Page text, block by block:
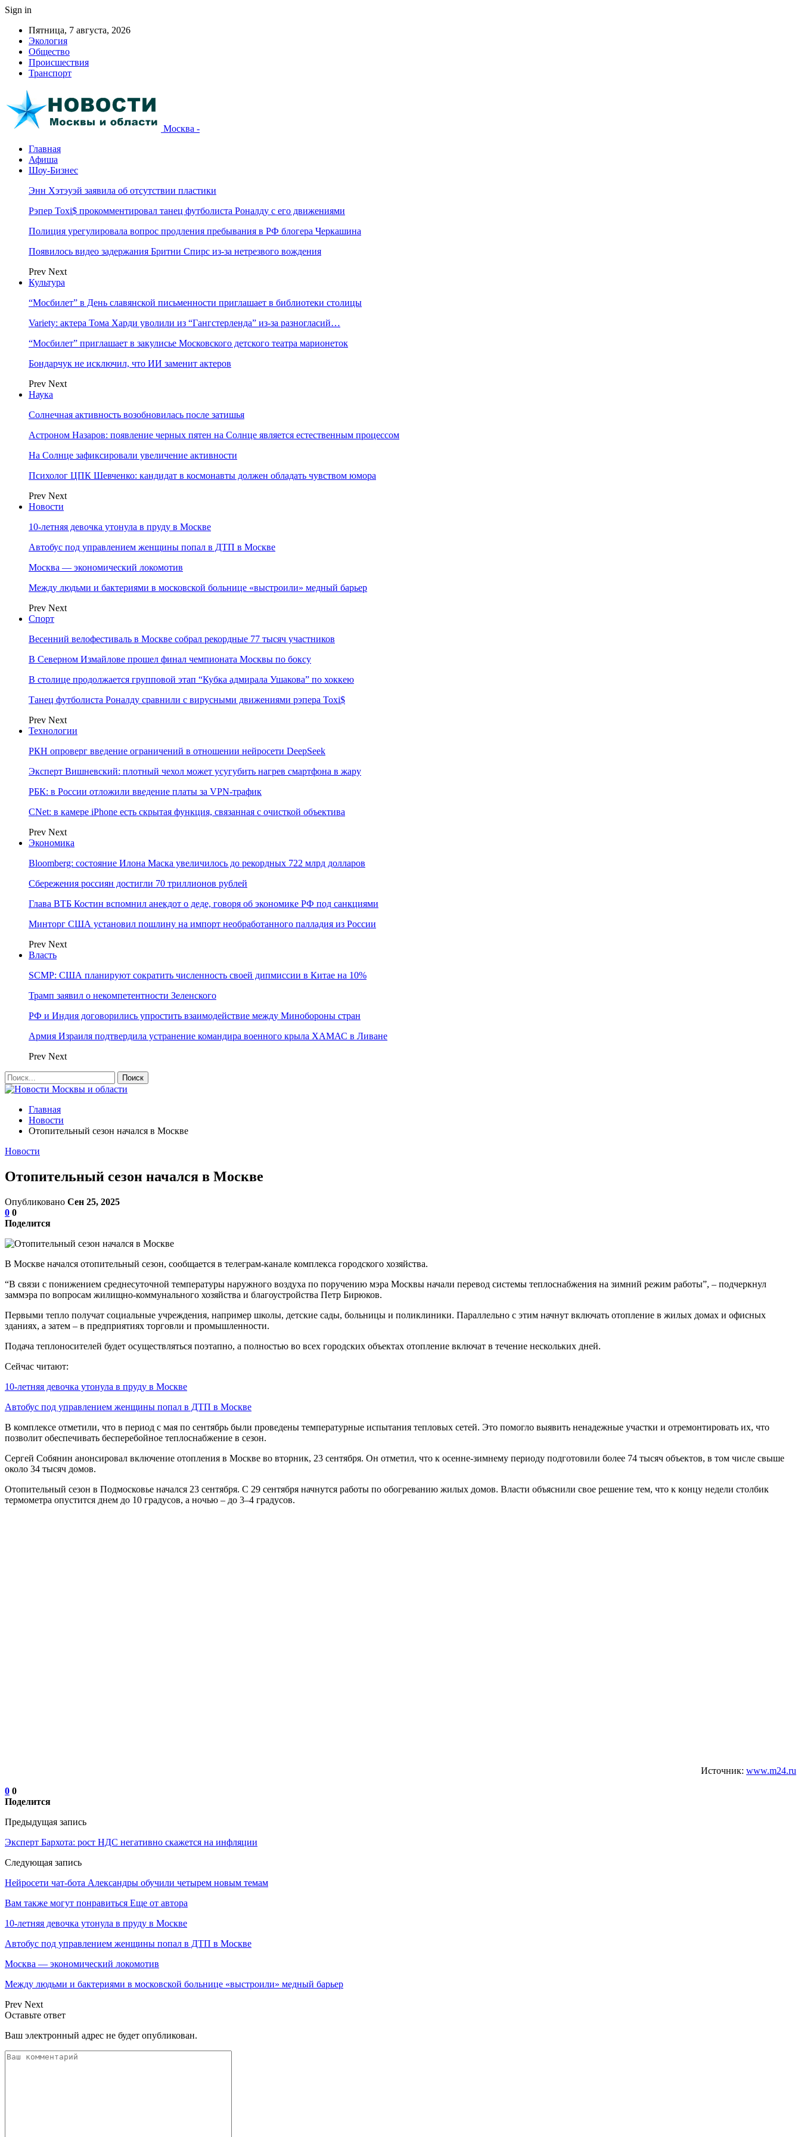
Sign in
Пятница, 7 августа, 2026
Экология
Общество
Происшествия
Транспорт
Москва -
Главная
Афиша
Шоу-Бизнес
Энн Хэтэуэй заявила об отсутствии пластики
Рэпер Toxi$ прокомментировал танец футболиста Роналду с его движениями
Полиция урегулировала вопрос продления пребывания в РФ блогера Черкашина
Появилось видео задержания Бритни Спирс из-за нетрезвого вождения
Prev Next
Культура
“Мосбилет” в День славянской письменности приглашает в библиотеки столицы
Variety: актера Тома Харди уволили из “Гангстерленда” из-за разногласий…
“Мосбилет” приглашает в закулисье Московского детского театра марионеток
Бондарчук не исключил, что ИИ заменит актеров
Prev Next
Наука
Солнечная активность возобновилась после затишья
Астроном Назаров: появление черных пятен на Солнце является естественным процессом
На Солнце зафиксировали увеличение активности
Психолог ЦПК Шевченко: кандидат в космонавты должен обладать чувством юмора
Prev Next
Новости
10-летняя девочка утонула в пруду в Москве
Автобус под управлением женщины попал в ДТП в Москве
Москва — экономический локомотив
Между людьми и бактериями в московской больнице «выстроили» медный барьер
Prev Next
Спорт
Весенний велофестиваль в Москве собрал рекордные 77 тысяч участников
В Северном Измайлове прошел финал чемпионата Москвы по боксу
В столице продолжается групповой этап “Кубка адмирала Ушакова” по хоккею
Танец футболиста Роналду сравнили с вирусными движениями рэпера Toxi$
Prev Next
Технологии
РКН опроверг введение ограничений в отношении нейросети DeepSeek
Эксперт Вишневский: плотный чехол может усугубить нагрев смартфона в жару
РБК: в России отложили введение платы за VPN-трафик
CNet: в камере iPhone есть скрытая функция, связанная с очисткой объектива
Prev Next
Экономика
Bloomberg: состояние Илона Маска увеличилось до рекордных 722 млрд долларов
Сбережения россиян достигли 70 триллионов рублей
Глава ВТБ Костин вспомнил анекдот о деде, говоря об экономике РФ под санкциями
Минторг США установил пошлину на импорт необработанного палладия из России
Prev Next
Власть
SCMP: США планируют сократить численность своей дипмиссии в Китае на 10%
Трамп заявил о некомпетентности Зеленского
РФ и Индия договорились упростить взаимодействие между Минобороны стран
Армия Израиля подтвердила устранение командира военного крыла ХАМАС в Ливане
Prev Next
Главная
Новости
Отопительный сезон начался в Москве
Новости
Отопительный сезон начался в Москве
Опубликовано Сен 25, 2025
0 0
Поделится
В Москве начался отопительный сезон, сообщается в телеграм-канале комплекса городского хозяйства.
“В связи с понижением среднесуточной температуры наружного воздуха по поручению мэра Москвы начали перевод системы теплоснабжения на зимний режим работы”, – подчеркнул
заммэра по вопросам жилищно-коммунального хозяйства и благоустройства Петр Бирюков.
Первыми тепло получат социальные учреждения, например школы, детские сады, больницы и поликлиники. Параллельно с этим начнут включать отопление в жилых домах и офисных
зданиях, а затем – в предприятиях торговли и промышленности.
Подача теплоносителей будет осуществляться поэтапно, а полностью во всех городских объектах отопление включат в течение нескольких дней.
Сейчас читают:
10-летняя девочка утонула в пруду в Москве
Автобус под управлением женщины попал в ДТП в Москве
В комплексе отметили, что в период с мая по сентябрь были проведены температурные испытания тепловых сетей. Это помогло выявить ненадежные участки и отремонтировать их, что
позволит обеспечивать бесперебойное теплоснабжение в сезон.
Сергей Собянин анонсировал включение отопления в Москве во вторник, 23 сентября. Он отметил, что к осенне-зимнему периоду подготовили более 74 тысяч объектов, в том числе свыше
около 34 тысяч домов.
Отопительный сезон в Подмосковье начался 23 сентября. С 29 сентября начнутся работы по обогреванию жилых домов. Власти объяснили свое решение тем, что к концу недели столбик
термометра опустится днем до 10 градусов, а ночью – до 3–4 градусов.
Источник: www.m24.ru
0 0
Поделится
Предыдущая запись
Эксперт Бархота: рост НДС негативно скажется на инфляции
Следующая запись
Нейросети чат-бота Александры обучили четырем новым темам
Вам также могут понравиться Еще от автора
10-летняя девочка утонула в пруду в Москве
Автобус под управлением женщины попал в ДТП в Москве
Москва — экономический локомотив
Между людьми и бактериями в московской больнице «выстроили» медный барьер
Prev Next
Оставьте ответ
Ваш электронный адрес не будет опубликован.